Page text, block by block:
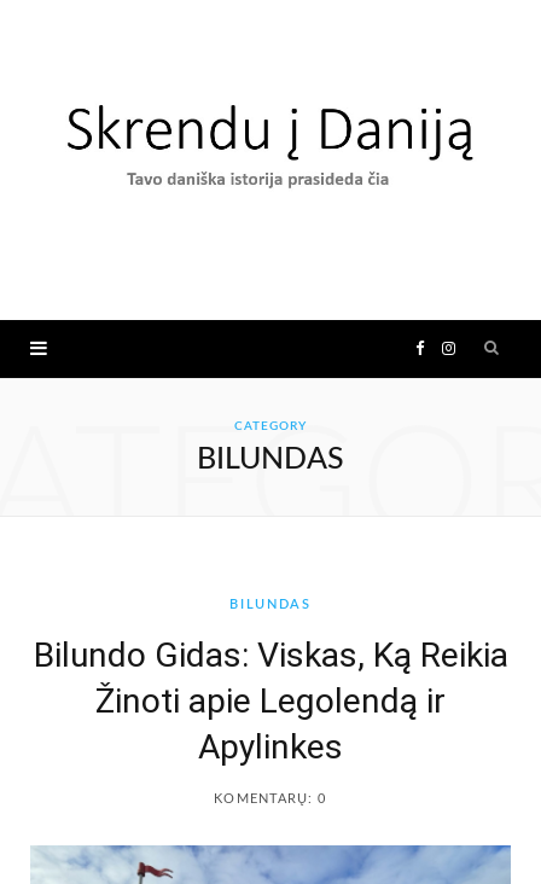
F
o
I
CATEGORY
BILUNDAS
BILUNDAS
Bilundo Gidas: Viskas, Ką Reikia
Žinoti apie Legolendą ir
Apylinkes
KOMENTARŲ: 0